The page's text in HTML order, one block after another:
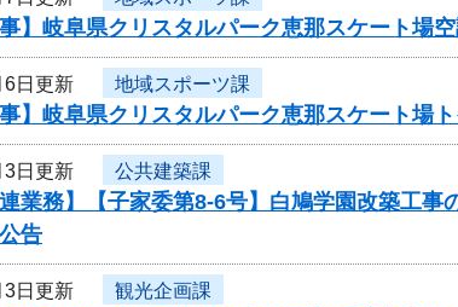
事】岐阜県クリスタルパーク恵那スケート場
6日更新 地域スポーツ課
事】岐阜県クリスタルパーク恵那スケート場
3日更新 公共建築課
連業務】【子家委第8-6号】白鳩学園改築工
告
3日更新 観光企画課